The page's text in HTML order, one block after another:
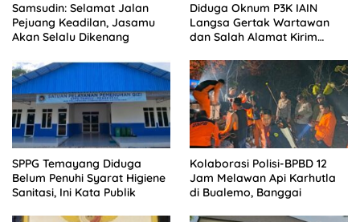
Samsudin: Selamat Jalan
Pejuang Keadilan, Jasamu
Akan Selalu Dikenang
Diduga Oknum P3K IAIN
Langsa Gertak Wartawan
dan Salah Alamat Kirim
SPPG Temayang Diduga
Belum Penuhi Syarat Higiene
Sanitasi, Ini Kata Publik
Kolaborasi Polisi-BPBD 12
Jam Melawan Api Karhutla
di Bualemo, Banggai